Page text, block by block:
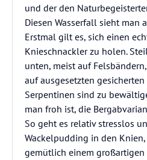
und der den
Diesen Wasserfall sieht man
Erstmal gilt es, sich einen
Knieschnackler zu holen.
unten, meist auf
auf ausgesetzten gesicherten
Serpentinen sind zu
man froh ist, die
So geht es relativ stresslos
Wackelpudding in den
gemütlich einem großartigen